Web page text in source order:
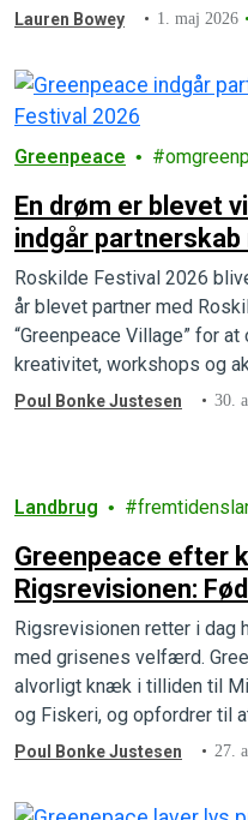
Lauren Bowey 1. maj 2026
Greenpeace
En drøm er blevet
indgår
og skaber et
Roskilde Festival 2026
år blevet partner med
“Greenpeace Village” for
kreativitet, workshops og
Poul Bonke Justesen 30.
Landbrug
Greenpeace efter
Rigsrevisionen:
lukkes
Rigsrevisionen retter i dag
med grisenes velfærd.
alvorligt knæk i tilliden til
og Fiskeri, og opfordrer til
Poul Bonke Justesen 27.